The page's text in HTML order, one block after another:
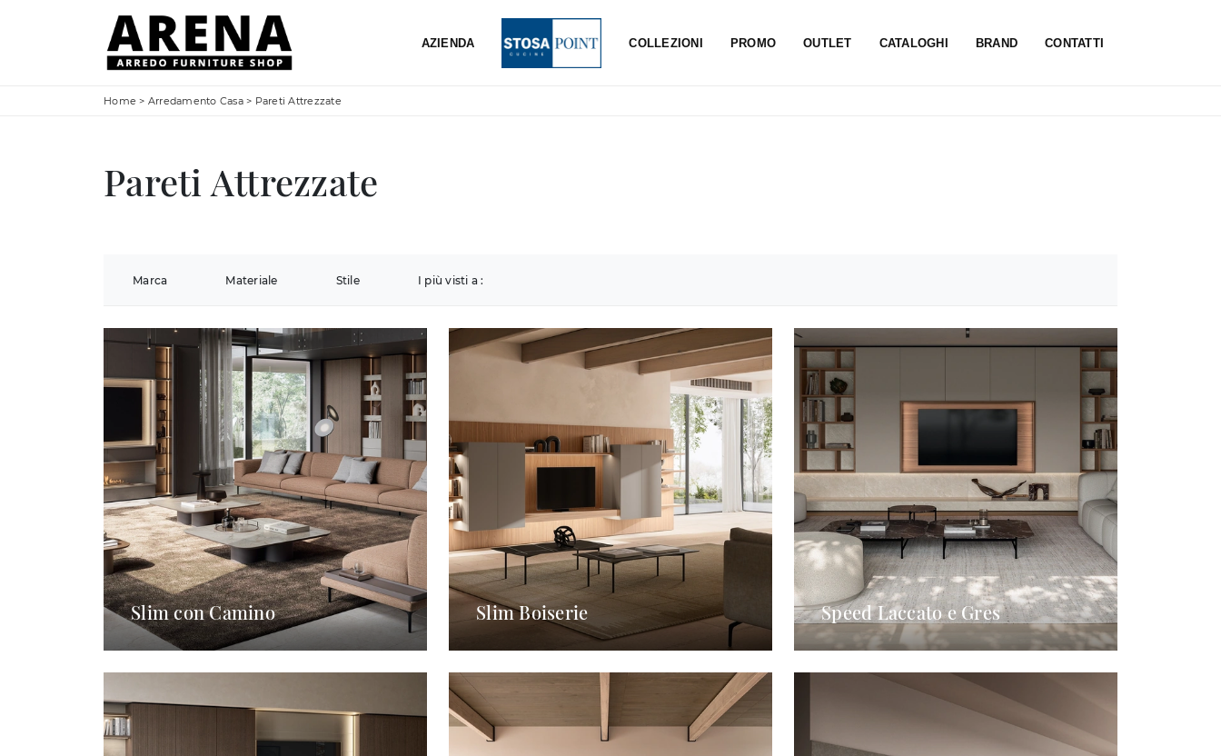
AZIENDA COLLEZIONI PROMO OUTLET CATALOGHI BRAND CONTATTI
Home > Arredamento Casa > Pareti Attrezzate
Pareti Attrezzate
Marca Materiale Stile I più visti a :
Slim con Camino Slim Boiserie Speed Laccato e Gres